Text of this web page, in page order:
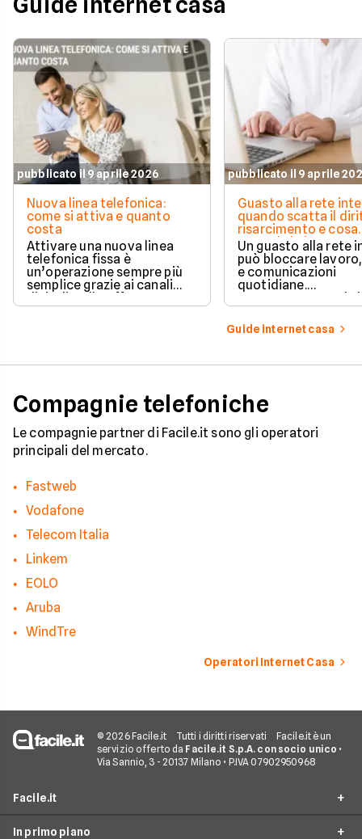
pubblicato il 9 aprile 2026
Nuova linea telefonica:
come si attiva e quanto
costa
Attivare una nuova linea
telefonica fissa è
un’operazione sempre più
semplice grazie ai canali
integrate con internet casa.
pubblicato il 9 aprile
Guasto alla rete
quando scatta il
risarcimento e cosa
prevede la legge
Un guasto alla rete
può bloccare
e comunicazioni
quotidiane.
prevede strumenti
per ottenere un
risarcimento in
Guide internet casa
Compagnie telefoniche
Le compagnie partner di Facile.it sono gli operatori
principali del mercato.
Fastweb
Vodafone
Telecom Italia
Linkem
EOLO
Aruba
WindTre
Operatori Internet Casa
© 2026 Facile.it Tutti i diritti riservati
Facile.it è un
servizio offerto da Facile.it S.p.A. con socio unico •
Via Sannio, 3 - 20137 Milano • P.IVA 07902950968
Facile.it
In primo piano